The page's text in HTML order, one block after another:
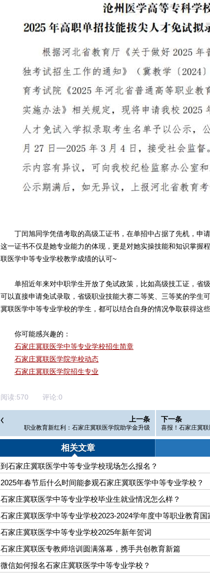
丁闰旭同学凭借考取的高级工证书，在单招中占据了先机，申
这一证书不仅是她专业能力的体现，更是对她实操技能和知识掌握
联医学中等专业学校教学成绩的认可~
单招近年来对中职学生开放了免试政策，比如高级技工证，省
可以直接申请免试录取，省级职业技能大赛二等奖、三等奖的学生
冀联医学中等专业学校的学生，都可以结合自身的情况争取获得这
你可能感兴趣的：
石家庄冀联医学中等专业学校招生简章
石家庄冀联医学院学校动态
石家庄冀联医学院招生专业
阅读:570 评论:0
上一条
职业教育新红利：石家庄冀联医学院助学金升级
下一条
喜报！石家庄冀
录取
相关文章
到石家庄冀联医学中等专业学校现场怎么报名？
2025年春节后什么时间能参观石家庄冀联医学中等专业学校？
石家庄冀联医学中等专业学校毕业生就业情况怎么样？
石家庄冀联医学中等专业学校2023-2024学年度中等职业教育
石家庄冀联医学中等专业学校2025年新年贺词
石家庄冀联医专教师培训圆满落幕，携手共创教育新篇
微信如何报名石家庄冀联医学中等专业学校？